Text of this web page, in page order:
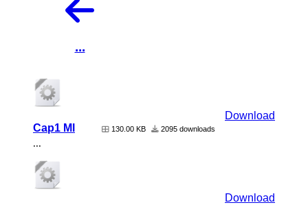
...
Download
Cap1 Ml
130.00 KB 2095 downloads
...
Download